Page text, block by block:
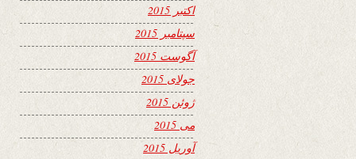
اکتبر 2015
سپتامبر 2015
آگوست 2015
جولای 2015
ژوئن 2015
می 2015
آوریل 2015